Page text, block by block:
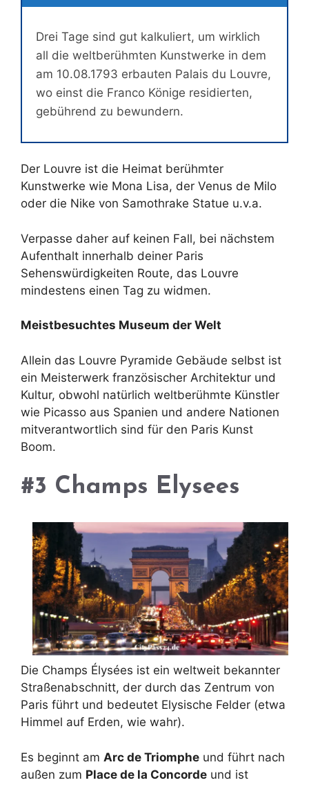
Drei Tage sind gut kalkuliert, um wirklich
all die weltberühmten Kunstwerke in dem
am 10.08.1793 erbauten Palais du Louvre,
wo einst die Franco Könige residierten,
gebührend zu bewundern.
Der Louvre ist die Heimat berühmter
Kunstwerke wie Mona Lisa, der Venus de Milo
oder die Nike von Samothrake Statue u.v.a.
Verpasse daher auf keinen Fall, bei nächstem
Aufenthalt innerhalb deiner Paris
Sehenswürdigkeiten Route, das Louvre
mindestens einen Tag zu widmen.
Meistbesuchtes Museum der Welt
Allein das Louvre Pyramide Gebäude selbst ist
ein Meisterwerk französischer Architektur und
Kultur, obwohl natürlich weltberühmte Künstler
wie Picasso aus Spanien und andere Nationen
mitverantwortlich sind für den Paris Kunst
Boom.
#3 Champs Elysees
Die Champs Élysées ist ein weltweit bekannter
Straßenabschnitt, der durch das Zentrum von
Paris führt und bedeutet Elysische Felder (etwa
Himmel auf Erden, wie wahr).
Es beginnt am Arc de Triomphe und führt nach
außen zum Place de la Concorde und ist